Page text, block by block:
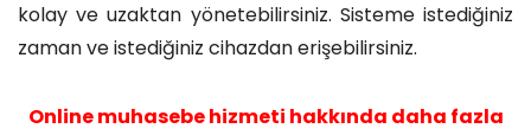
kolay ve uzaktan yönetebilirsiniz. Sisteme istediğiniz
zaman ve istediğiniz cihazdan erişebilirsiniz.
Online muhasebe hizmeti hakkında daha fazla